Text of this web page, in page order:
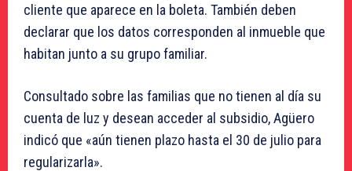
cliente que aparece en la boleta. También deben
declarar que los datos corresponden al inmueble que
habitan junto a su grupo familiar.
Consultado sobre las familias que no tienen al día su
cuenta de luz y desean acceder al subsidio, Agüero
indicó que «aún tienen plazo hasta el 30 de julio para
regularizarla».